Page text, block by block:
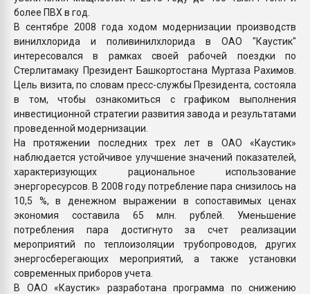
более ПВХ в год.
В сентябре 2008 года ходом модернизации производств
винилхлорида и поливинилхлорида в ОАО "Каустик"
интересовался в рамках своей рабочей поездки по
Стерлитамаку Президент Башкортостана Муртаза Рахимов.
Цель визита, по словам пресс-службы Президента, состояла
в том, чтобы ознакомиться с графиком выполнения
инвестиционной стратегии развития завода и результатами
проведенной модернизации.
На протяжении последних трех лет в ОАО «Каустик»
наблюдается устойчивое улучшение значений показателей,
характеризующих рациональное использование
энергоресурсов. В 2008 году потребление пара снизилось на
10,5 %, в денежном выражении в сопоставимых ценах
экономия составила 65 млн. рублей. Уменьшение
потребления пара достигнуто за счет реализации
мероприятий по теплоизоляции трубопроводов, других
энергосберегающих мероприятий, а также установки
современных приборов учета.
В ОАО «Каустик» разработана программа по снижению